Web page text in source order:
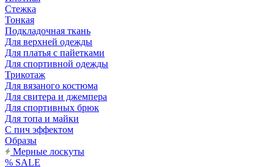
Стежка
Тонкая
Подкладочная ткань
Для верхней одежды
Для платья с пайетками
Для спортивной одежды
Трикотаж
Для вязаного костюма
Для свитера и джемпера
Для спортивных брюк
Для топа и майки
С пич эффектом
Образы
Мерные лоскуты
% SALE